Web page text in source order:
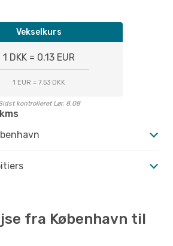
Vekselkurs
1 DKK = 0.13 EUR
1 EUR = 7.53 DKK
kontrolleret Lør. 8.08
fra København til